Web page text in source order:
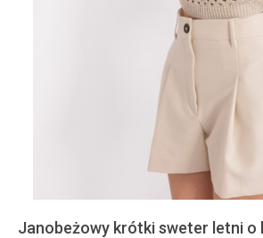
Janobeżowy krótki sweter letni o